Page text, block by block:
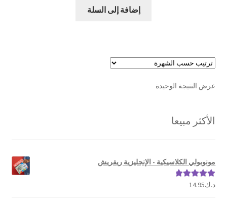
إضافة إلى السلة
عرض النتيجة الوحيدة
الأكثر مبيعا
مونوبولي الكلاسيكية - الإنجليزية ريفريش
تم التقييم
د.ك14.95